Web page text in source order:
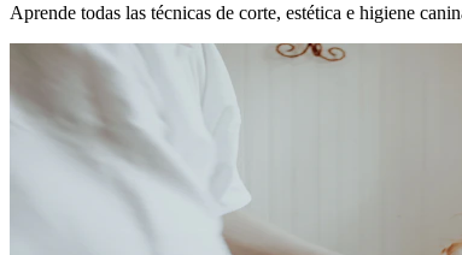
Aprende todas las técnicas de corte, estética e higiene